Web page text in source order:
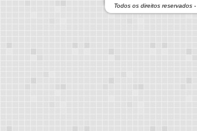
Todos os direitos reservados -